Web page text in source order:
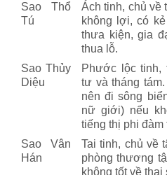
Sao Thổ
Tú
Ách tinh, chủ về
không lợi, có
thưa kiện, gia
thua lỗ.
Sao Thủy
Diệu
Phước lộc tinh,
tư và tháng
nên đi sông
nữ giới) nếu
tiếng thị phi đàm
Sao Vân
Hán
Tai tinh, chủ về
phòng thương
không tốt về thai